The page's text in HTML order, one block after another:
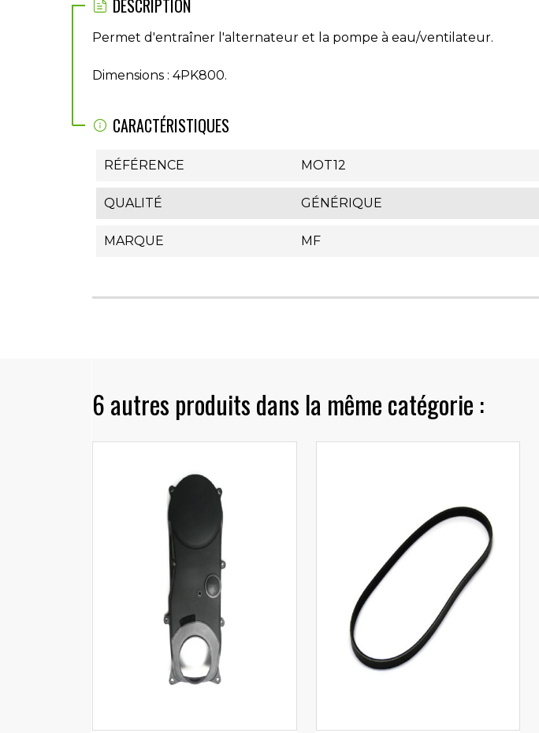
DESCRIPTION
Permet d'entraîner l'alternateur et la pompe à eau/ventilateur.
Dimensions : 4PK800.
CARACTÉRISTIQUES
RÉFÉRENCE MOT12
QUALITÉ GÉNÉRIQUE
MARQUE MF
6 autres produits dans la même catégorie :